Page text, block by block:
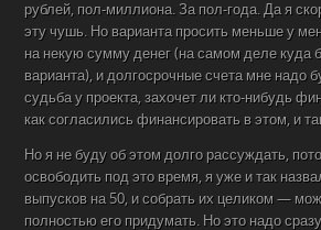
рублей, пол-миллиона. За пол-года. Да я
эту чушь. Но варианта просить меньше у
на некую сумму денег (на самом деле куда
варианта), и долгосрочные счета мне надо
судьба у проекта, захочет ли кто-нибудь
как согласились финансировать в этом, и
Но я не буду об этом долго рассуждать,
освободить под это время, я уже и так
выпусков на 50, и собрать их целиком —
полностью его придумать. Но это надо